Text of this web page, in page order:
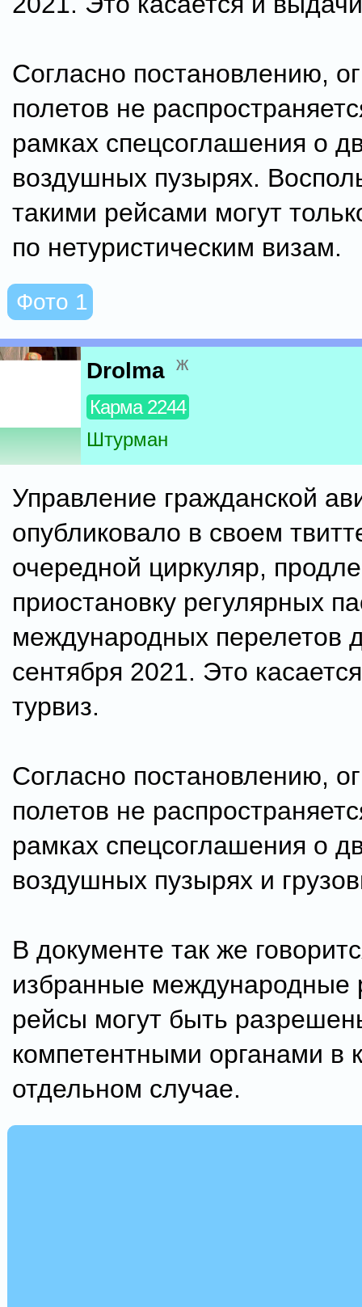
Согласно постановлению,
полетов не
рамках спецсоглашения о
воздушных пузырях.
такими рейсами могут
по нетуристическим визам.
Фото 1
Drolma ж
Карма 2244
Штурман
Управление гражданской
опубликовало в своем
очередной циркуляр,
приостановку регулярных
международных перелетов
сентября 2021. Это
турвиз.
Согласно постановлению,
полетов не
рамках спецсоглашения о
воздушных пузырях и
В документе так же
избранные международные
рейсы могут быть
компетентными органами в
отдельном случае.